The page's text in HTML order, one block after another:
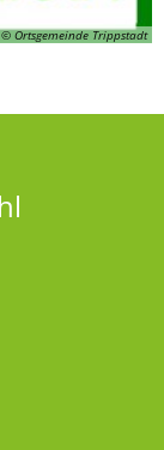
© Ortsgemeinde Trippstadt